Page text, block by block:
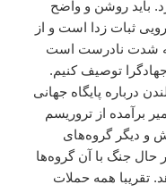
باید روشن و واضح
ثبات زدا است‌ و از
به شدت نادرست است
توصیف کنیم.
درباره پایگاه جهانی
مرگ و میر برآمده از تروریسم
اعضای داعش و دیگر گروه‌های
حال جنگ با آن گروه‌ها
تقریبا همه حملات